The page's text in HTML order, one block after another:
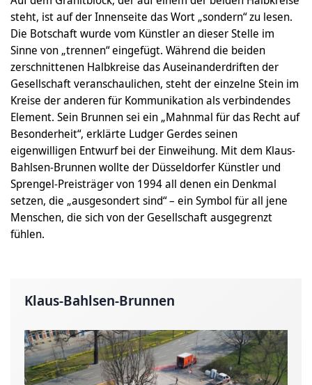
steht, ist auf der Innenseite das Wort „sondern“ zu lesen.
Die Botschaft wurde vom Künstler an dieser Stelle im
Sinne von „trennen“ eingefügt. Während die beiden
zerschnittenen Halbkreise das Auseinanderdriften der
Gesellschaft veranschaulichen, steht der einzelne Stein im
Kreise der anderen für Kommunikation als verbindendes
Element. Sein Brunnen sei ein „Mahnmal für das Recht auf
Besonderheit“, erklärte Ludger Gerdes seinen
eigenwilligen Entwurf bei der Einweihung. Mit dem Klaus-
Bahlsen-Brunnen wollte der Düsseldorfer Künstler und
Sprengel-Preisträger von 1994 all denen ein Denkmal
setzen, die „ausgesondert sind“ – ein Symbol für all jene
Menschen, die sich von der Gesellschaft ausgegrenzt
fühlen.
Klaus-Bahlsen-Brunnen